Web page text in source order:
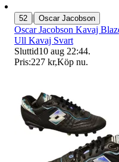
52 | Oscar Jacobson
Oscar Jacobson Kavaj
Ull Kavaj Svart
Sluttid10 aug 22:44.
Pris:227 kr,Köp nu.